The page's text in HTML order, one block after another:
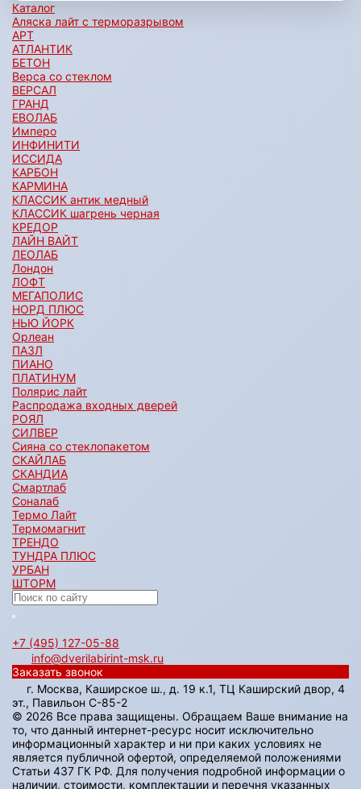
Каталог
Аляска лайт с терморазрывом
АРТ
АТЛАНТИК
БЕТОН
Верса со стеклом
ВЕРСАЛ
ГРАНД
ЕВОЛАБ
Имперо
ИНФИНИТИ
ИССИДА
КАРБОН
КАРМИНА
КЛАССИК антик медный
КЛАССИК шагрень черная
КРЕДОР
ЛАЙН ВАЙТ
ЛЕОЛАБ
Лондон
ЛОФТ
МЕГАПОЛИС
НОРД ПЛЮС
НЬЮ ЙОРК
Орлеан
ПАЗЛ
ПИАНО
ПЛАТИНУМ
Полярис лайт
Распродажа входных дверей
РОЯЛ
СИЛВЕР
Сияна со стеклопакетом
СКАЙЛАБ
СКАНДИA
Смартлаб
Соналаб
Термо Лайт
Термомагнит
ТРЕНДО
ТУНДРА ПЛЮС
УРБАН
ШТОРМ
+7 (495) 127-05-88‬
info@dverilabirint-msk.ru
Заказать звонок
г. Москва, Каширское ш., д. 19 к.1, ТЦ Каширский двор, 4
эт., Павильон C-85-2
© 2026 Все права защищены. Обращаем Ваше внимание на
то, что данный интернет-ресурс носит исключительно
информационный характер и ни при каких условиях не
является публичной офертой, определяемой положениями
Статьи 437 ГК РФ. Для получения подробной информации о
наличии, стоимости, комплектации и перечня указанных